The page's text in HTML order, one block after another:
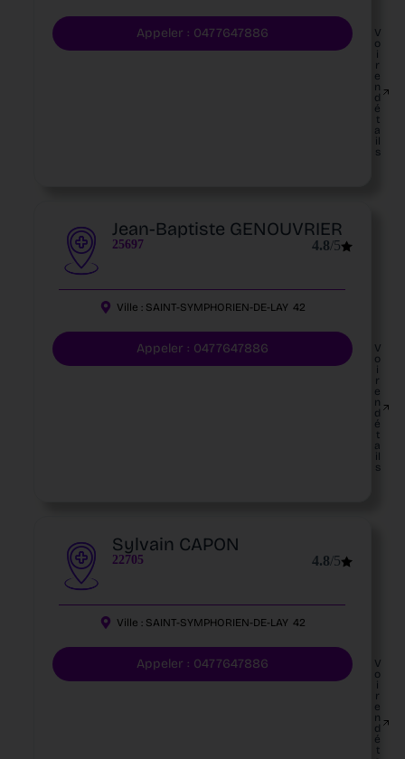
Appeler : 0477647886
V
o
i
r
e
n
d
é
t
a
il
s
Jean-Baptiste GENOUVRIER
25697 4.8/5
Ville : SAINT-SYMPHORIEN-DE-LAY 42
Appeler : 0477647886
V
o
i
r
e
n
d
é
t
a
il
s
Sylvain CAPON
22705 4.8/5
Ville : SAINT-SYMPHORIEN-DE-LAY 42
Appeler : 0477647886
V
o
i
r
e
n
d
é
t